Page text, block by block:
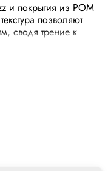
и покрытия из POM
позволяют
сводя трение к
что означает, что
подшипника и его
(мм): 5Внешний